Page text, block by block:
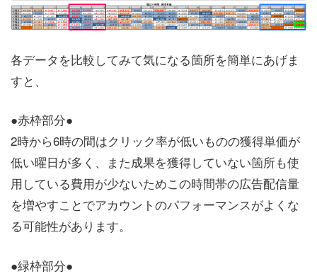
各データを比較してみて気になる箇所を簡単にあげま
すと、
●赤枠部分●
2時から6時の間はクリック率が低いものの獲得単価が
低い曜日が多く、また成果を獲得していない箇所も使
用している費用が少ないためこの時間帯の広告配信量
を増やすことでアカウントのパフォーマンスがよくな
る可能性があります。
●緑枠部分●